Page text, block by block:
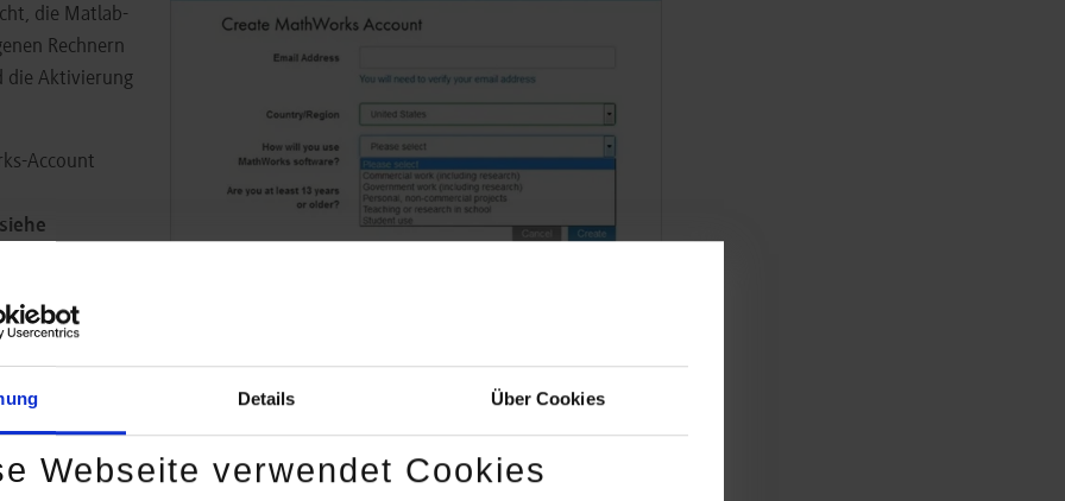
Details Über Cookies
Webseite verwendet Cookies
die Matlab-
Rechnern
die Aktivierung
Account
Ihre
stuttgart.de
werden können. Sie erhalten anschließend eine E-Mail an die
des Mathworks-Accounts.
Studierendenlizenz der DHBW Stuttgart. Die Lizenznummer lautet 886933,
die Software über das Installationsprogramm. Matlab Simulink können Sie